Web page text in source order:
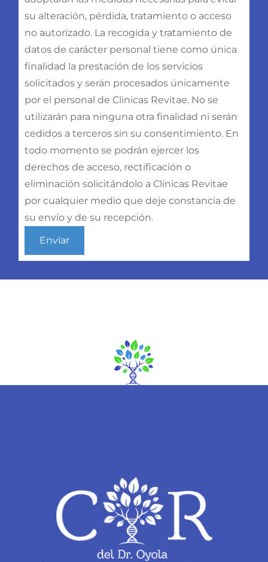
su alteración, pérdida, tratamiento o acceso
no autorizado. La recogida y tratamiento de
datos de carácter personal tiene como única
finalidad la prestación de los servicios
solicitados y serán procesados únicamente
por el personal de Clinicas Revitae. No se
utilizarán para ninguna otra finalidad ni serán
cedidos a terceros sin su consentimiento. En
todo momento se podrán ejercer los
derechos de acceso, rectificación o
eliminación solicitándolo a Clínicas Revitae
por cualquier medio que deje constancia de
su envío y de su recepción.